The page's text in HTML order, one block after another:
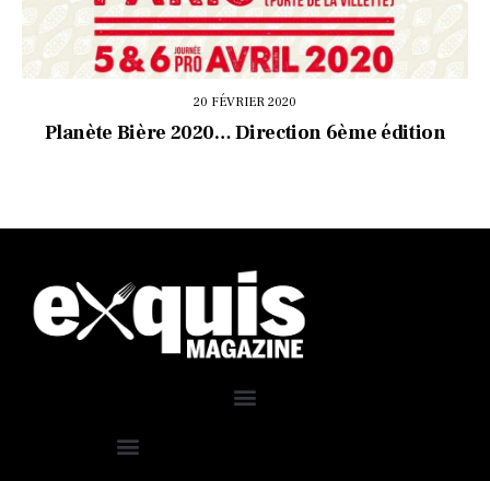
20 FÉVRIER 2020
Planète Bière 2020… Direction 6ème édition